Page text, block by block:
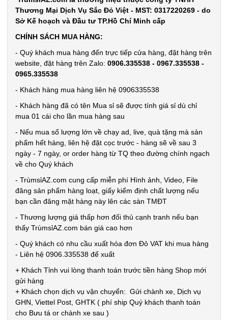
Thương Mại Dịch Vụ Sắc Đỏ Việt - MST: 0317220269 - do
Sở Kế hoạch và Đầu tư TP.Hồ Chí Minh cấp
CHÍNH SÁCH MUA HÀNG:
- Quý khách mua hàng đến trực tiếp cửa hàng, đặt hàng trên
website, đặt hàng trên Zalo: 0906.335538 - 0967.335538 -
0965.335538
- Khách hàng mua hàng liên hệ 0906335538
- Khách hàng đã có tên Mua sỉ sẽ được tính giá sỉ dù chỉ
mua 01 cái cho lần mua hàng sau
- Nếu mua số lượng lớn về chạy ad, live, quà tặng mà sản
phẩm hết hàng, liên hệ đặt cọc trước - hàng sẽ về sau 3
ngày - 7 ngày, or order hàng từ TQ theo đường chính ngạch
về cho Quý khách
- TrùmsỉAZ.com cung cấp miễn phí Hình ảnh, Video, File
đăng sản phẩm hàng loạt, giấy kiểm định chất lượng nếu
bạn cần đăng mặt hàng này lên các sàn TMĐT
- Thương lượng giá thấp hơn đối thủ cạnh tranh nếu bạn
thấy TrùmsỉAZ.com bán giá cao hơn
- Quý khách có nhu cầu xuất hóa đơn Đỏ VAT khi mua hàng
- Liên hệ 0906.335538 để xuất
+ Khách Tỉnh vui lòng thanh toán trước tiền hàng Shop mới
gửi hàng
+ Khách chọn dịch vụ vận chuyển: Gửi chành xe, Dịch vụ
GHN, Viettel Post, GHTK ( phí ship Quý khách thanh toán
cho Bưu tá or chành xe sau )
mini MÃ
SP:
CÒN HÀNG
Băng keo